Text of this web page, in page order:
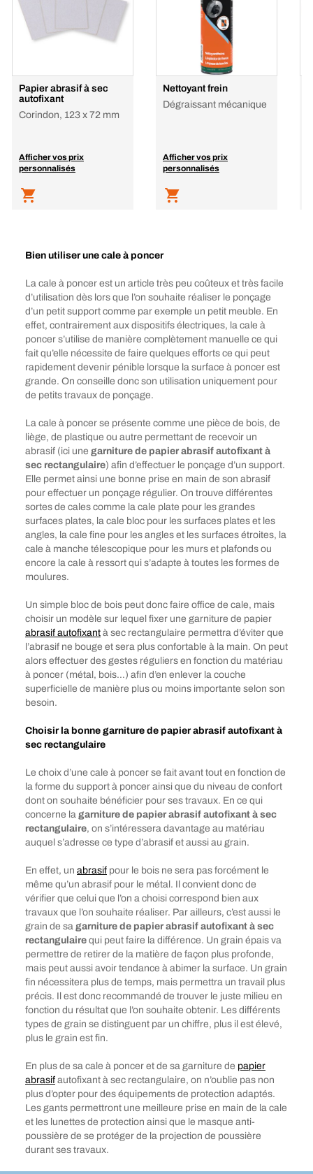
Papier abrasif à sec
autofixant
Corindon, 123 x 72 mm
Afficher vos prix
personnalisés
Nettoyant frein
Dégraissant mécanique
Afficher vos prix
personnalisés
Bien utiliser une cale à poncer
La cale à poncer est un article très peu coûteux et très facile
d’utilisation dès lors que l’on souhaite réaliser le ponçage
d’un petit support comme par exemple un petit meuble. En
effet, contrairement aux dispositifs électriques, la cale à
poncer s’utilise de manière complètement manuelle ce qui
fait qu’elle nécessite de faire quelques efforts ce qui peut
rapidement devenir pénible lorsque la surface à poncer est
grande. On conseille donc son utilisation uniquement pour
de petits travaux de ponçage.
La cale à poncer se présente comme une pièce de bois, de
liège, de plastique ou autre permettant de recevoir un
abrasif (ici une garniture de papier abrasif autofixant à
sec rectangulaire) afin d’effectuer le ponçage d’un support.
Elle permet ainsi une bonne prise en main de son abrasif
pour effectuer un ponçage régulier. On trouve différentes
sortes de cales comme la cale plate pour les grandes
surfaces plates, la cale bloc pour les surfaces plates et les
angles, la cale fine pour les angles et les surfaces étroites, la
cale à manche télescopique pour les murs et plafonds ou
encore la cale à ressort qui s’adapte à toutes les formes de
moulures.
Un simple bloc de bois peut donc faire office de cale, mais
choisir un modèle sur lequel fixer une garniture de papier
abrasif autofixant à sec rectangulaire permettra d’éviter que
l’abrasif ne bouge et sera plus confortable à la main. On peut
alors effectuer des gestes réguliers en fonction du matériau
à poncer (métal, bois…) afin d’en enlever la couche
superficielle de manière plus ou moins importante selon son
besoin.
Choisir la bonne garniture de papier abrasif autofixant à
sec rectangulaire
Le choix d’une cale à poncer se fait avant tout en fonction de
la forme du support à poncer ainsi que du niveau de confort
dont on souhaite bénéficier pour ses travaux. En ce qui
concerne la garniture de papier abrasif autofixant à sec
rectangulaire, on s’intéressera davantage au matériau
auquel s’adresse ce type d’abrasif et aussi au grain.
En effet, un abrasif pour le bois ne sera pas forcément le
même qu’un abrasif pour le métal. Il convient donc de
vérifier que celui que l’on a choisi correspond bien aux
travaux que l’on souhaite réaliser. Par ailleurs, c’est aussi le
grain de sa garniture de papier abrasif autofixant à sec
rectangulaire qui peut faire la différence. Un grain épais va
permettre de retirer de la matière de façon plus profonde,
mais peut aussi avoir tendance à abimer la surface. Un grain
fin nécessitera plus de temps, mais permettra un travail plus
précis. Il est donc recommandé de trouver le juste milieu en
fonction du résultat que l’on souhaite obtenir. Les différents
types de grain se distinguent par un chiffre, plus il est élevé,
plus le grain est fin.
En plus de sa cale à poncer et de sa garniture de papier
abrasif autofixant à sec rectangulaire, on n’oublie pas non
plus d’opter pour des équipements de protection adaptés.
Les gants permettront une meilleure prise en main de la cale
et les lunettes de protection ainsi que le masque anti-
poussière de se protéger de la projection de poussière
durant ses travaux.